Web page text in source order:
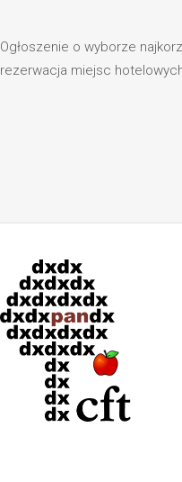
Ogłoszenie o wyborze
rezerwacja miejsc